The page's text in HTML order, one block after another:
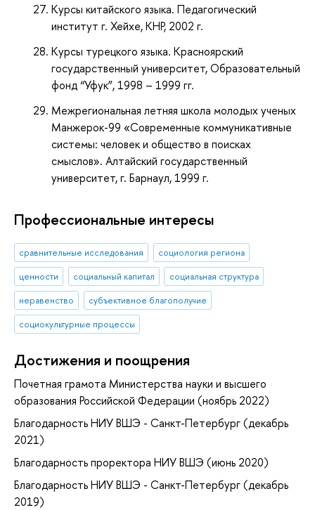
Курсы китайского языка. Педагогический
институт г. Хейхе, КНР, 2002 г.
Курсы турецкого языка. Красноярский
государственный университет, Образовательный
фонд “Уфук”, 1998 – 1999 гг.
Межрегиональная летняя школа молодых ученых
Манжерок-99 «Современные коммуникативные
системы: человек и общество в поисках
смыслов». Алтайский государственный
университет, г. Барнаул, 1999 г.
Профессиональные интересы
сравнительные исследования
социология региона
ценности
социальный капитал
социальная структура
неравенство
субъективное благополучие
социокультурные процессы
Достижения и поощрения
Почетная грамота Министерства науки и высшего
образования Российской Федерации (ноябрь 2022)
Благодарность НИУ ВШЭ - Санкт-Петербург (декабрь
2021)
Благодарность проректора НИУ ВШЭ (июнь 2020)
Благодарность НИУ ВШЭ - Санкт-Петербург (декабрь
2019)